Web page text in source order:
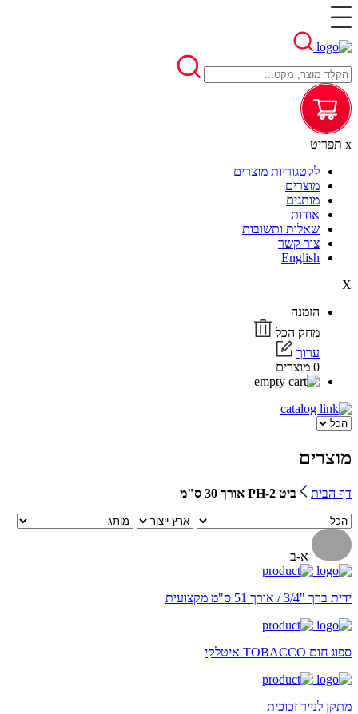
x תפריט
לקטגוריות מוצרים
מוצרים
מותגים
אודות
שאלות ותשובות
צור קשר
English
X
הזמנה
מחק הכל
ערוך
0 מוצרים
מוצרים
דף הבית ביט PH-2 אורך 30 ס"מ
א-ב
ידית ברך "3/4 / אורך 51 ס"מ מקצועית
ספוג חום TOBACCO איטלקי
מתקן לנייר זכוכית